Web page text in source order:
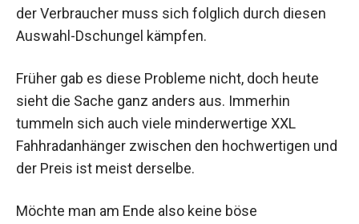
der Verbraucher muss sich folglich durch diesen
Auswahl-Dschungel kämpfen.
Früher gab es diese Probleme nicht, doch heute
sieht die Sache ganz anders aus. Immerhin
tummeln sich auch viele minderwertige XXL
Fahhradanhänger zwischen den hochwertigen und
der Preis ist meist derselbe.
Möchte man am Ende also keine böse